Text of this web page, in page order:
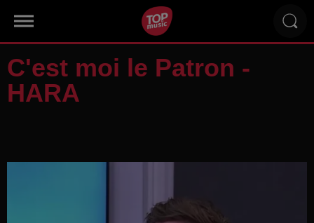
C'est moi le Patron -
HARA